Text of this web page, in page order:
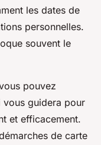
les dates de
personnelles.
souvent le
pouvez
vous guidera pour
et efficacement.
de carte